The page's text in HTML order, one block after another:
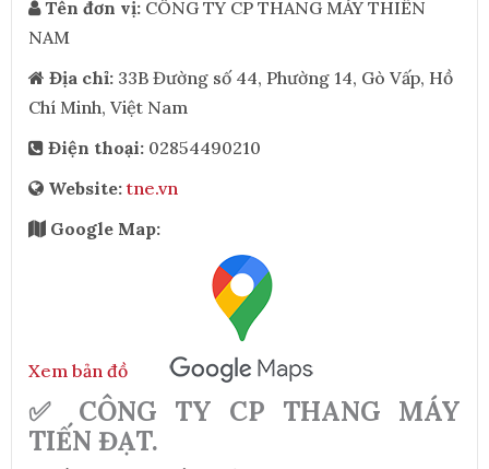
Tên đơn vị: CÔNG TY CP THANG MÁY THIÊN
NAM
Địa chỉ: 33B Đường số 44, Phường 14, Gò Vấp, Hồ
Chí Minh, Việt Nam
Điện thoại: 02854490210
Website:tne.vn
Google Map:
Xem bản đồ
✅ CÔNG TY CP THANG MÁY
TIẾN ĐẠT.